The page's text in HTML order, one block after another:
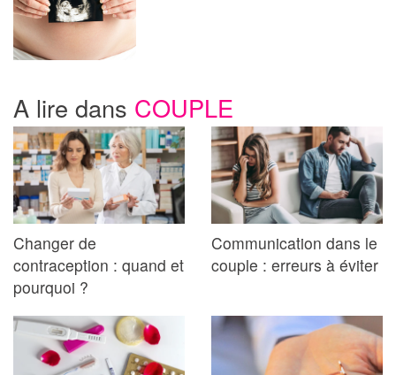
A lire dans COUPLE
Changer de
contraception : quand et
pourquoi ?
Communication dans le
couple : erreurs à éviter